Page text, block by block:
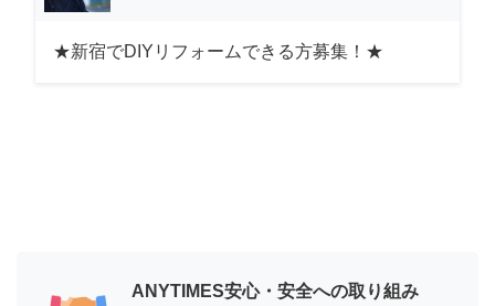
★新宿でDIYリフォームできる方募集！★
ANYTIMES安心・安全への取り組み